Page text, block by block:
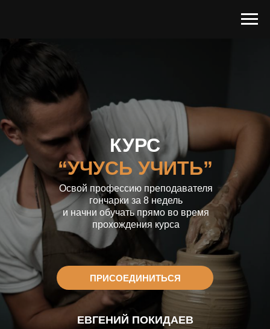
ПРИСОЕДИНИТЬСЯ
Освой профессию преподавателя
гончарки за 8 недель
и начни обучать прямо во время
прохождения курса
ЕВГЕНИЙ ПОКИДАЕВ
“УЧУСЬ УЧИТЬ”
КУРС